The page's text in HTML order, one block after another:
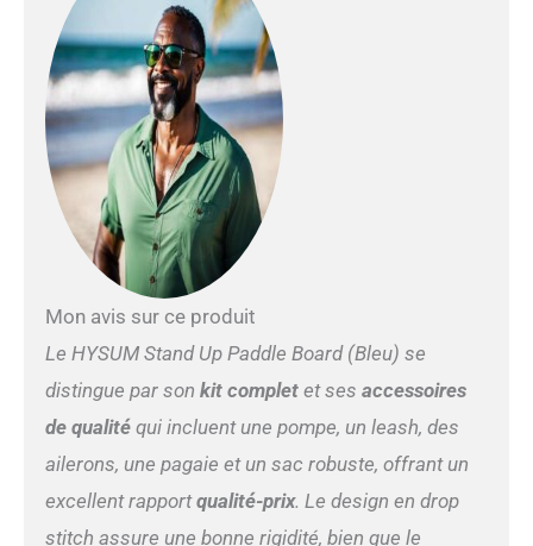
Mon avis sur ce produit
Le HYSUM Stand Up Paddle Board (Bleu) se
distingue par son kit completet ses accessoires
de qualitéqui incluent une pompe, un leash, des
ailerons, une pagaie et un sac robuste, offrant un
excellent rapportqualité-prix. Le design en drop
stitch assure une bonne rigidité, bien que le